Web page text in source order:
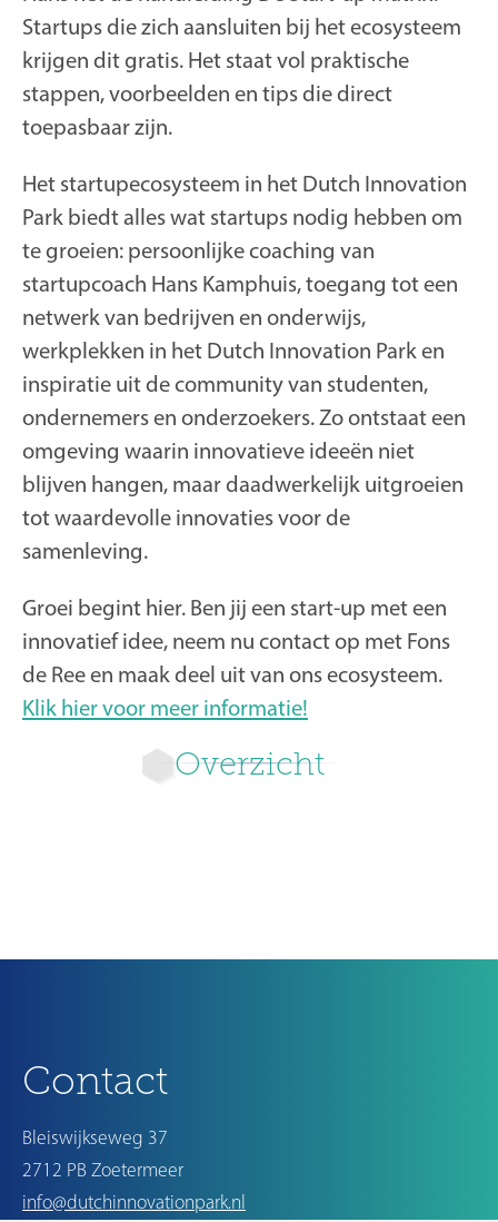
Overzicht
Startups die zich aansluiten bij het ecosysteem
krijgen dit gratis. Het staat vol praktische
stappen, voorbeelden en tips die direct
toepasbaar zijn.
Het startupecosysteem in het Dutch Innovation
Park biedt alles wat startups nodig hebben om
te groeien: persoonlijke coaching van
startupcoach Hans Kamphuis, toegang tot een
netwerk van bedrijven en onderwijs,
werkplekken in het Dutch Innovation Park en
inspiratie uit de community van studenten,
ondernemers en onderzoekers. Zo ontstaat een
omgeving waarin innovatieve ideeën niet
blijven hangen, maar daadwerkelijk uitgroeien
tot waardevolle innovaties voor de
samenleving.
Groei begint hier. Ben jij een start-up met een
innovatief idee, neem nu contact op met Fons
de Ree en maak deel uit van ons ecosysteem.
Klik hier voor meer informatie!
Contact
Bleiswijkseweg 37
2712 PB Zoetermeer
info@dutchinnovationpark.nl